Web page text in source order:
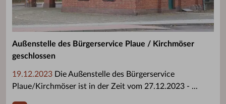
Außenstelle des Bürgerservice Plaue / Kirchmöser
geschlossen
19.12.2023 Die Außenstelle des Bürgerservice
Plaue/Kirchmöser ist in der Zeit vom 27.12.2023 - ...